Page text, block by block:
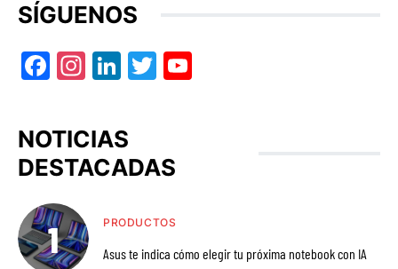
SÍGUENOS
Facebook
Instagram
LinkedIn
Twitter
NOTICIAS
DESTACADAS
PRODUCTOS
Asus te indica cómo elegir tu próxima notebook con IA